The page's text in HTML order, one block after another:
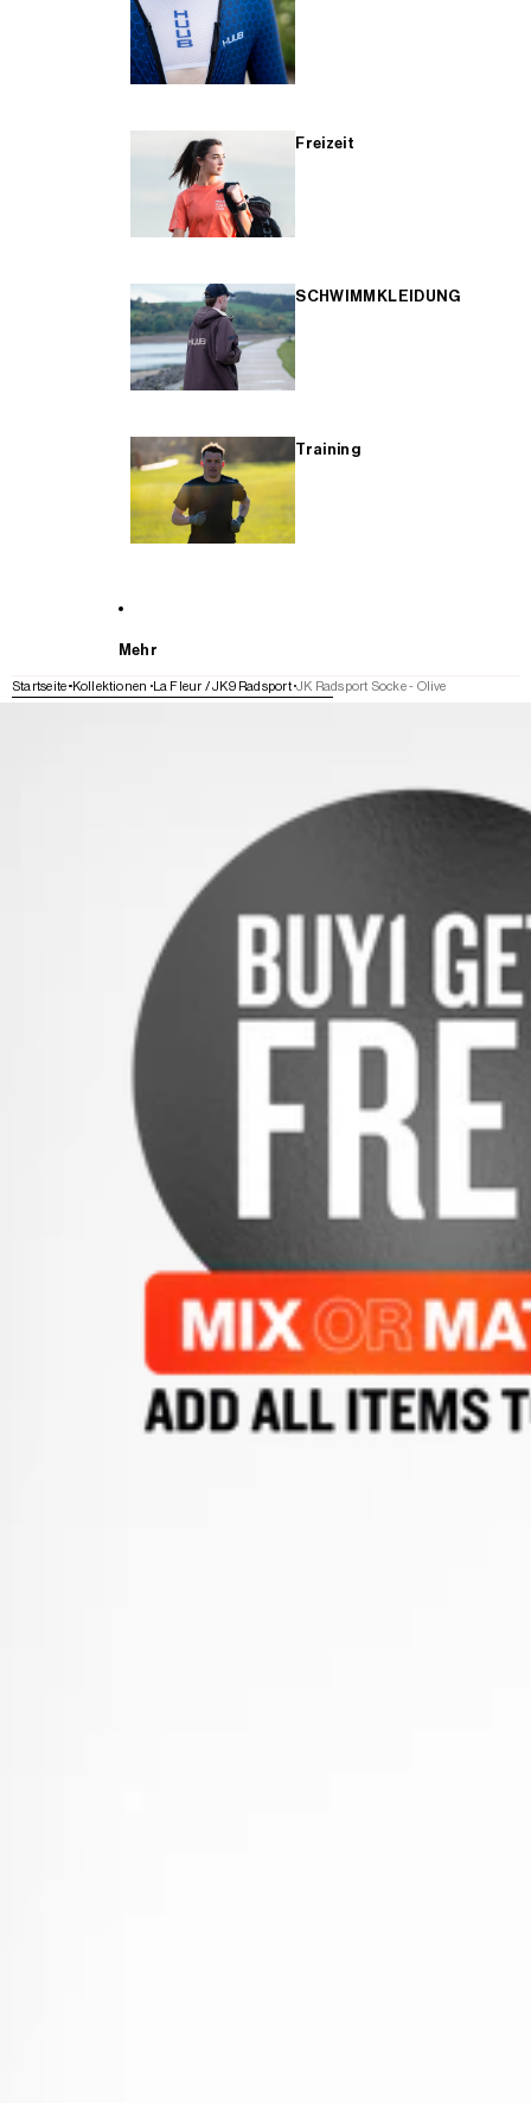
Freizeit
SCHWIMMKLEIDUNG
Training
Mehr
Startseite Kollektionen La Fleur / JK9 Radsport JK Radsport Socke - Olive
WEITER ZU DEN PRODUKTINFORMATIONEN